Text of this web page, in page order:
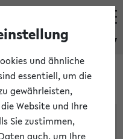
eKVV
English
und ähnliche
essentiell, um die
gewährleisten,
Website und Ihre
Sie zustimmen,
auch, um Ihre